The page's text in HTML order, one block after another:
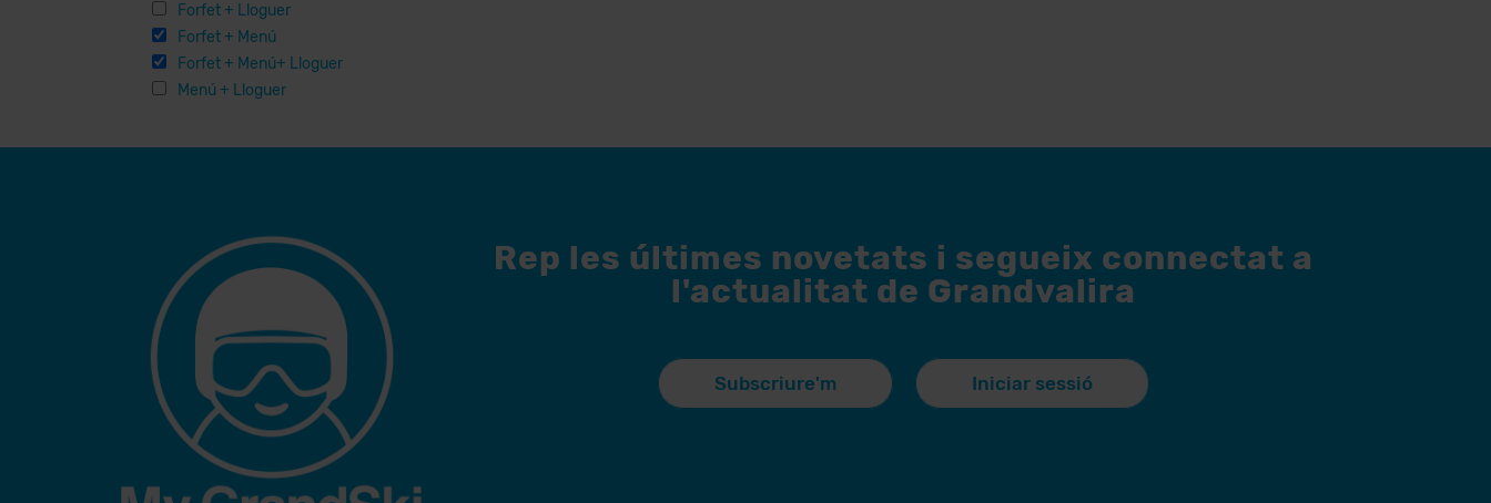
Forfet + Lloguer
Forfet + Menú
Forfet + Menú+ Lloguer
Menú + Lloguer
Rep les últimes novetats i segueix connectat a
l'actualitat de Grandvalira
Subscriure'm Iniciar sessió